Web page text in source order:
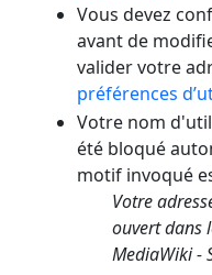
Vous devez
avant de
valider votre
préférences
Votre nom
été bloqué
motif invoqué
Votre
ouvert dans
MediaWiki -